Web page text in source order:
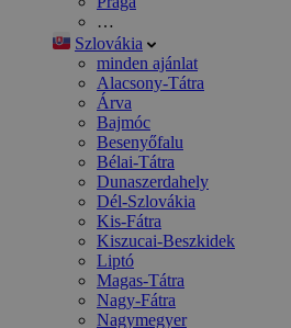
…
Szlovákia
minden ajánlat
Alacsony-Tátra
Árva
Bajmóc
Besenyőfalu
Bélai-Tátra
Dunaszerdahely
Dél-Szlovákia
Kis-Fátra
Kiszucai-Beszkidek
Liptó
Magas-Tátra
Nagy-Fátra
Nagymegyer